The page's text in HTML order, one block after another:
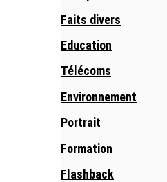
Faits divers
Education
Télécoms
Environnement
Portrait
Formation
Flashback